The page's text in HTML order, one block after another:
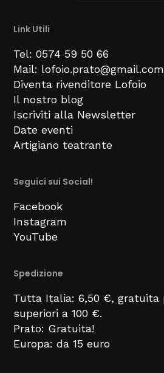
Link Utili
Tel: 0574 59 50 66
Mail: lofoio.prato@gmail.com
Diventa rivenditore Lofoio
Il nostro blog
Iscriviti alla Newsletter
Date eventi
Artigiano teatrante
Seguici sui Social!
Facebook
Instagram
YouTube
Spedizione
Tutta Italia: 6,50 €, gratuita
superiori a 100 €.
Prato: Gratuita!
Europa: da 15 euro